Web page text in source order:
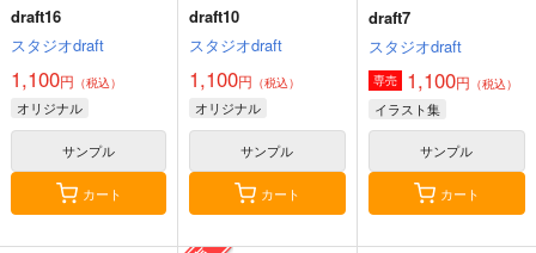
draft16
スタジオdraft
1,100円 （税込）
オリジナル
サンプル
カート
draft10
スタジオdraft
1,100円 （税込）
オリジナル
サンプル
カート
draft7
スタジオdraft
専売 1,100円 （税込）
イラスト集
サンプル
カート